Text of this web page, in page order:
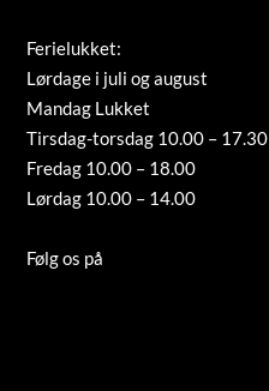
Ferielukket:
Lørdage i juli og august
Mandag Lukket
Tirsdag-torsdag 10.00 – 17.30
Fredag 10.00 – 18.00
Lørdag 10.00 – 14.00
Følg os på